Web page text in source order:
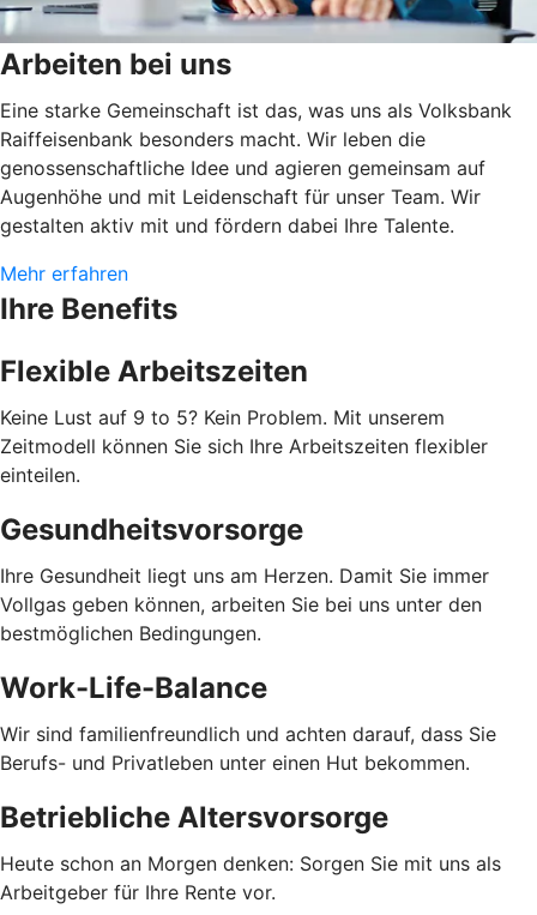
Arbeiten bei uns
Eine starke Gemeinschaft ist das, was uns als Volksbank
Raiffeisenbank besonders macht. Wir leben die
genossenschaftliche Idee und agieren gemeinsam auf
Augenhöhe und mit Leidenschaft für unser Team. Wir
gestalten aktiv mit und fördern dabei Ihre Talente.
Mehr erfahren
Ihre Benefits
Flexible Arbeitszeiten
Keine Lust auf 9 to 5? Kein Problem. Mit unserem
Zeitmodell können Sie sich Ihre Arbeitszeiten flexibler
einteilen.
Gesundheitsvorsorge
Ihre Gesundheit liegt uns am Herzen. Damit Sie immer
Vollgas geben können, arbeiten Sie bei uns unter den
bestmöglichen Bedingungen.
Work-Life-Balance
Wir sind familienfreundlich und achten darauf, dass Sie
Berufs- und Privatleben unter einen Hut bekommen.
Betriebliche Altersvorsorge
Heute schon an Morgen denken: Sorgen Sie mit uns als
Arbeitgeber für Ihre Rente vor.